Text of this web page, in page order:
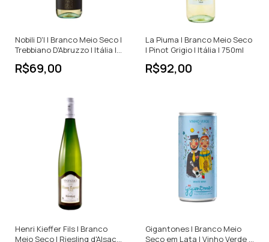
Nobili D'I | Branco Meio Seco |
Trebbiano D'Abruzzo | Itália |
R$69,00
La Piuma | Branco Meio Seco
| Pinot Grigio | Itália | 750ml
R$92,00
Henri Kieffer Fils | Branco
Meio Seco | Riesling d'Alsace
Gigantones | Branco Meio
Seco em Lata | Vinho Verde |